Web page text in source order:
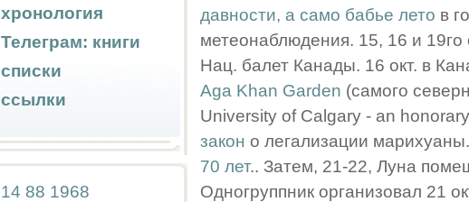
хронология
Телеграм: книги
списки
ссылки
14 88 1968
давности, а само бабье лето в
метеонаблюдения. 15, 16 и 19го
Нац. балет Канады. 16 окт. в
Aga Khan Garden (самого
University of Calgary - an
закон о легализации марихуаны.
70 лет.. Затем, 21-22, Луна
Одногруппник организовал 21